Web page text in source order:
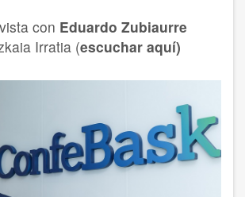
con Eduardo Zubiaurre
Irratia (escuchar aquí)